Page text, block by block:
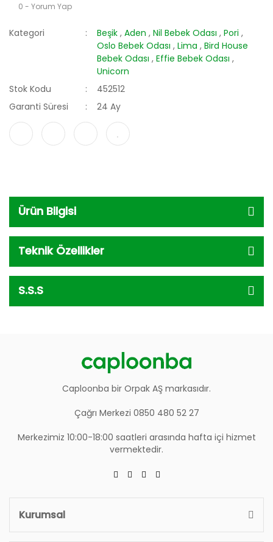
0 - Yorum Yap
Kategori Beşik ,Aden ,Nil Bebek Odası ,Pori ,
Oslo Bebek Odası ,Lima ,Bird House
Bebek Odası ,Effie Bebek Odası ,
Unicorn
Stok Kodu
452512
Garanti Süresi
24 Ay
Ürün Bilgisi
Teknik Özellikler
S.S.S
Caploonba bir Orpak AŞ markasıdır.
Çağrı Merkezi 0850 480 52 27
Merkezimiz 10:00-18:00 saatleri arasında hafta içi hizmet
vermektedir.
Kurumsal